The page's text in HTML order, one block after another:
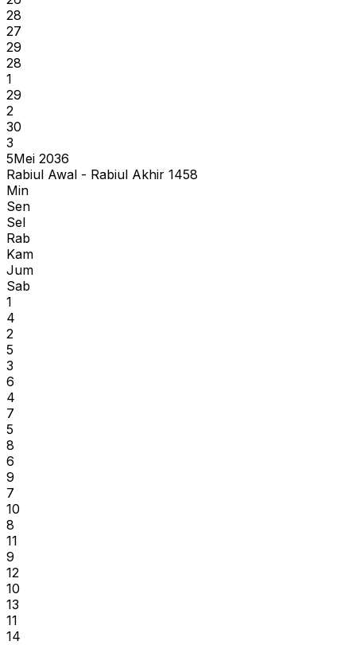
28
27
29
28
1
29
2
30
3
5Mei 2036
Rabiul Awal - Rabiul Akhir 1458
Min
Sen
Sel
Rab
Kam
Jum
Sab
1
4
2
5
3
6
4
7
5
8
6
9
7
10
8
11
9
12
10
13
11
14